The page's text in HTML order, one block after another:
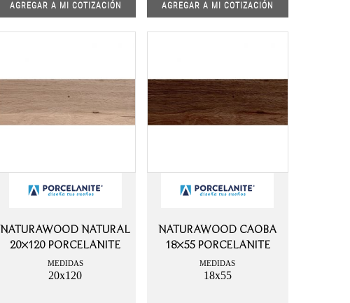
AGREGAR A MI COTIZACIÓN AGREGAR A MI COTIZACIÓN
NATURAWOOD NATURAL
20×120 PORCELANITE
MEDIDAS
20x120
NATURAWOOD CAOBA
18×55 PORCELANITE
MEDIDAS
18x55